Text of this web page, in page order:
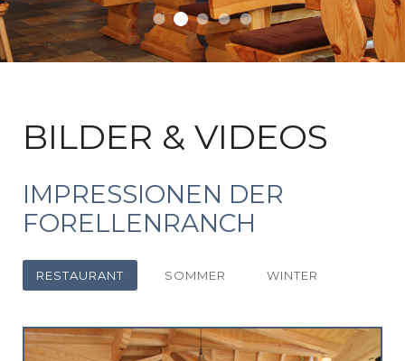
Forellenranch Pillersee 1
Restaurant Pillerseetal
Forellenranch Winter
Seestueberl Slider
Seestueberl Slider Pillersee
BILDER & VIDEOS
IMPRESSIONEN DER
FORELLENRANCH
RESTAURANT SOMMER WINTER